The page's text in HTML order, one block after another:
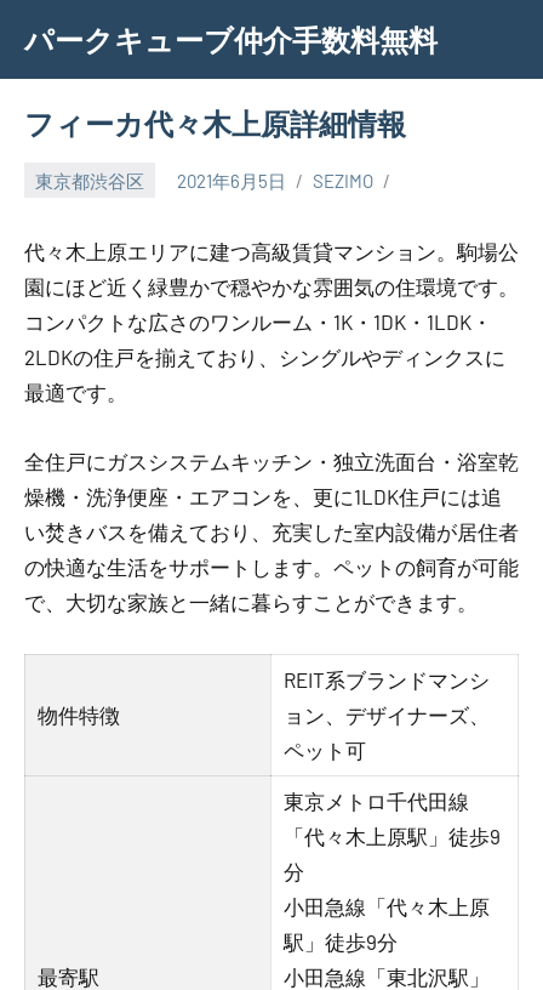
content
パークキューブ仲介手数料無料
フィーカ代々木上原詳細情報
東京都渋谷区 2021年6月5日 SEZIMO
代々木上原エリアに建つ高級賃貸マンション。駒場公
園にほど近く緑豊かで穏やかな雰囲気の住環境です。
コンパクトな広さのワンルーム・1K・1DK・1LDK・
2LDKの住戸を揃えており、シングルやディンクスに
最適です。
全住戸にガスシステムキッチン・独立洗面台・浴室乾
燥機・洗浄便座・エアコンを、更に1LDK住戸には追
い焚きバスを備えており、充実した室内設備が居住者
の快適な生活をサポートします。ペットの飼育が可能
で、大切な家族と一緒に暮らすことができます。
物件特徴
REIT系ブランドマンシ
ョン、デザイナーズ、
ペット可
最寄駅
東京メトロ千代田線
「代々木上原駅」徒歩9
分
小田急線「代々木上原
駅」徒歩9分
小田急線「東北沢駅」